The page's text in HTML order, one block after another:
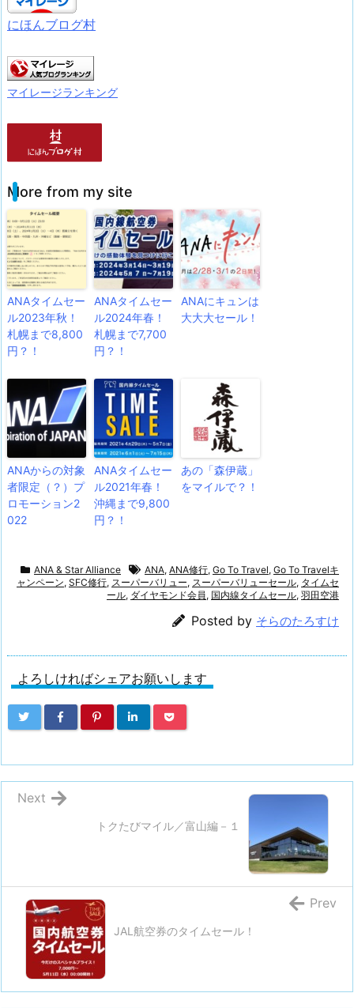
にほんブログ村
マイレージランキング
More from my site
ANAタイムセー
ル2023年秋！
札幌まで8,800
円？！
ANAタイムセー
ル2024年春！
札幌まで7,700
円？！
ANAにキュンは
大大大セール！
ANAからの対象
者限定（？）プ
ロモーション2
022
ANAタイムセー
ル2021年春！
沖縄まで9,800
円？！
あの「森伊蔵」
をマイルで？！
ANA & Star Alliance ANA, ANA修行, Go To Travel, Go To Travelキ
ャンペーン, SFC修行, スーパーバリュー, スーパーバリューセール, タイムセ
ール, ダイヤモンド会員, 国内線タイムセール, 羽田空港
Posted by そらのたろすけ
よろしければシェアお願いします
トクたびマイル／富山編－１
Next
JAL航空券のタイムセール！
Prev